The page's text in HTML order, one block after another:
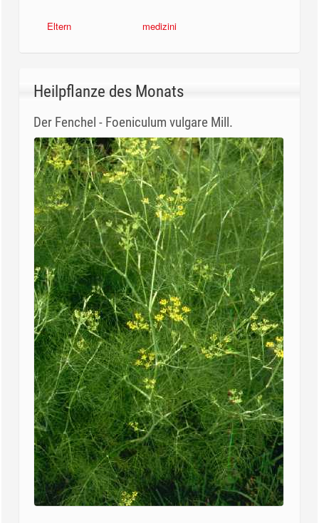
Eltern medizini
Heilpflanze des Monats
Der Fenchel - Foeniculum vulgare Mill.